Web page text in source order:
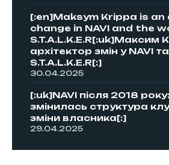
[:en]Maksym Krippa is
change in NAVI and the
S.T.A.L.K.E.R[:uk]Максим
архітектор змін у NAVI та
S.T.A.L.K.E.R[:]
30.04.2025
[:uk]NAVI після 2018
змінилась структура
зміни власника[:]
29.04.2025